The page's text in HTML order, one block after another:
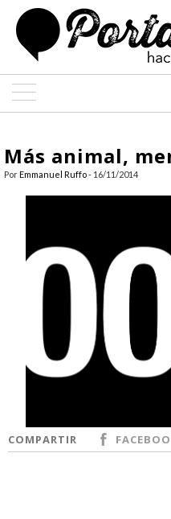
Más animal,
PorEmmanuel Ruffo- 16/11/2014
COMPARTIR